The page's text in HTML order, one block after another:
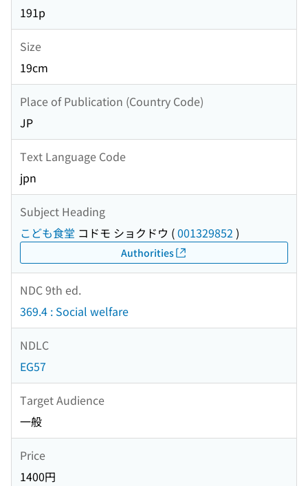
191p
Size
19cm
Place of Publication (Country Code)
JP
Text Language Code
jpn
Subject Heading
こども食堂 コドモ ショクドウ (001329852 )
Authorities
NDC 9th ed.
369.4 : Social welfare
NDLC
EG57
Target Audience
一般
Price
1400円